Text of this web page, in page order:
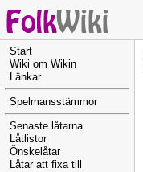
Start
Wiki om Wikin
Länkar
Spelmansstämmor
Senaste låtarna
Låtlistor
Önskelåtar
Låtar att fixa till